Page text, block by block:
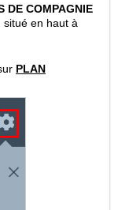
DE COMPAGNIE
situé en haut à
PLAN